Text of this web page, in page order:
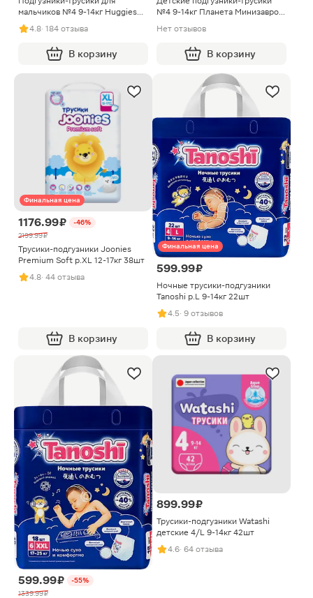
мальчиков №4 9-14кг Huggies
Ultra Comfort 46шт
4.8· 184 отзыва
В корзину
№4 9-14кг Планета Минизавров
Нет отзывов
В корзину
Финальная цена
1176.99 ₽
-46%
2199.99 ₽
Трусики-подгузники Joonies
Premium Soft р.XL 12-17кг 38шт
4.8· 44 отзыва
В корзину
Финальная цена
599.99 ₽
Ночные трусики-подгузники
Tanoshi р.L 9-14кг 22шт
4.5· 9 отзывов
В корзину
599.99 ₽
-55%
1339.99 ₽
899.99 ₽
Трусики-подгузники Watashi
детские 4/L 9-14кг 42шт
4.6· 64 отзыва